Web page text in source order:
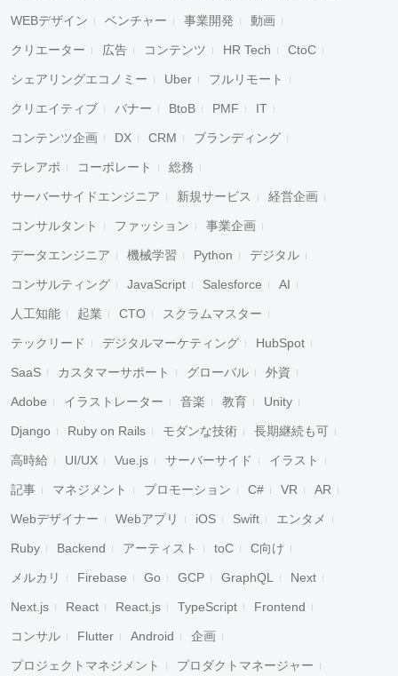
WEBデザイン ベンチャー 事業開発 動画
クリエーター 広告 コンテンツ HR Tech CtoC
シェアリングエコノミー Uber フルリモート
クリエイティブ バナー BtoB PMF IT
コンテンツ企画 DX CRM ブランディング
テレアポ コーポレート 総務
サーバーサイドエンジニア 新規サービス 経営企画
コンサルタント ファッション 事業企画
データエンジニア 機械学習 Python デジタル
コンサルティング JavaScript Salesforce AI
人工知能 起業 CTO スクラムマスター
テックリード デジタルマーケティング HubSpot
SaaS カスタマーサポート グローバル 外資
Adobe イラストレーター 音楽 教育 Unity
Django Ruby on Rails モダンな技術 長期継続も可
高時給 UI/UX Vue.js サーバーサイド イラスト
記事 マネジメント プロモーション C# VR AR
Webデザイナー Webアプリ iOS Swift エンタメ
Ruby Backend アーティスト toC C向け
メルカリ Firebase Go GCP GraphQL Next
Next.js React React.js TypeScript Frontend
コンサル Flutter Android 企画
プロジェクトマネジメント プロダクトマネージャー